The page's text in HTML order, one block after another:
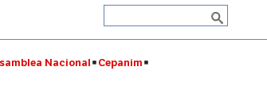
Nacional Cepanim